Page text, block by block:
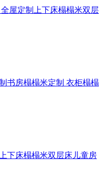
屋定制上下床榻榻米双层
书房榻榻米定制 衣柜榻榻
下床榻榻米双层床儿童房